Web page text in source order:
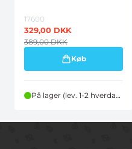
17600
329,00 DKK
389,00DKK
Køb
På lager (lev. 1-2 hverdage)